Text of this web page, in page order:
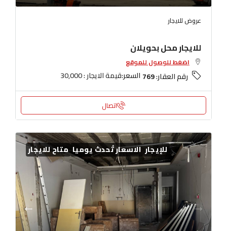
عروض للايجار
للايجار محل بحويلان
اضغط للوصول للموقع
رقم العقار:769 السعر:قيمة الايجار : 30,000
اتصال
للإيجار الاسعار تُحدث يوميا متاح للايجار